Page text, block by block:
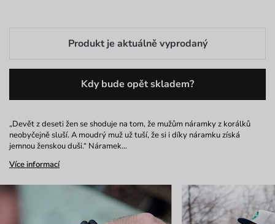
Produkt je aktuálně vyprodaný
Kdy bude opět skladem?
„Devět z deseti žen se shoduje na tom, že mužům náramky z korálků
neobyčejně sluší. A moudrý muž už tuší, že si i díky náramku získá
jemnou ženskou duši.“ Náramek…
Více informací